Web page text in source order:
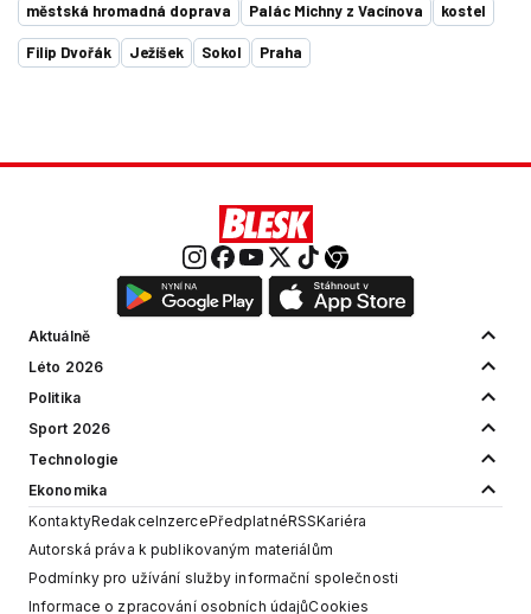
městská hromadná doprava Palác Michny z Vacínova kostel
Filip Dvořák Ježíšek Sokol Praha
Aktuálně
Léto 2026
Politika
Sport 2026
Technologie
Ekonomika
KontaktyRedakceInzercePředplatnéRSSKariéra
Autorská práva k publikovaným materiálům
Podmínky pro užívání služby informační společnosti
Informace o zpracování osobních údajůCookies